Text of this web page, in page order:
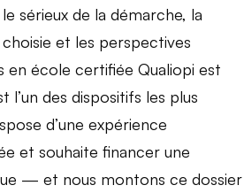
sérieux de la démarche, la
et les perspectives
en école certifiée Qualiopi est
l’un des dispositifs les plus
d’une expérience
et souhaite financer une
— et nous montons ce dossier